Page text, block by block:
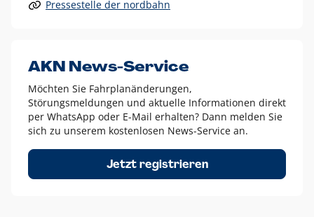
Alle anderen Logo-Varianten dürfen nur in Ausnahmefällen
Diese Ausnahmen sind zum Beispiel:
dem AKN Blau,
weißes Logo auf Fotohintergründen,
schwarzes Logo für reine Schwarz-Weiß-Umsetzungen
Um das Logo herum muss ein Schutzraum von jeweils einer
Höhe bzw. Breite des N aus AKN in alle Richtungen
Pressestelle der nordbahn
AKN News-Service
Möchten Sie Fahrplanänderungen,
Störungsmeldungen und aktuelle Informationen direkt
per WhatsApp oder E-Mail erhalten? Dann melden Sie
sich zu unserem kostenlosen News-Service an.
Jetzt registrieren